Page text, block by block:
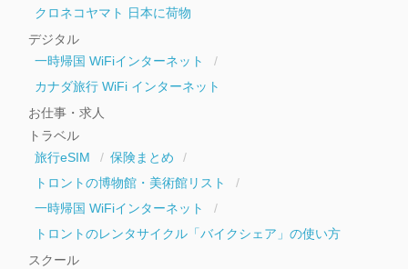
クロネコヤマト 日本に荷物
デジタル
一時帰国 WiFiインターネット
カナダ旅行 WiFi インターネット
お仕事・求人
トラベル
旅行eSIM
保険まとめ
トロントの博物館・美術館リスト
一時帰国 WiFiインターネット
トロントのレンタサイクル「バイクシェア」の使い方
スクール